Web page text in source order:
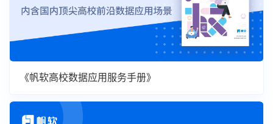
《帆软高校数据应用服务手册》